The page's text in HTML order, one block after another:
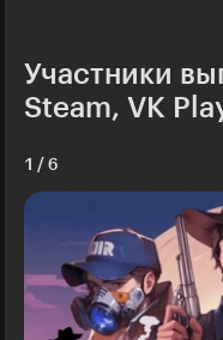
Участники
Steam, VK
1 / 6